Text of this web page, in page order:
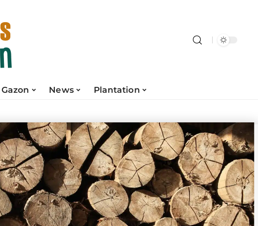
Gazon News Plantation